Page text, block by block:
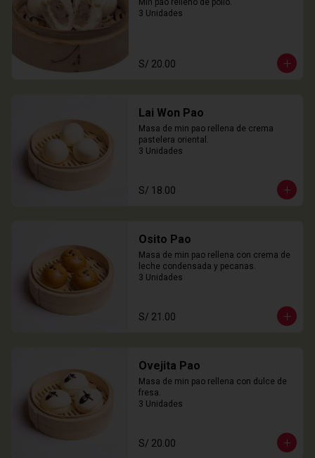
Min pao relleno de pollo.
3 Unidades
S/ 20.00
Lai Won Pao
Masa de min pao rellena de crema
pastelera oriental.
3 Unidades
S/ 18.00
Osito Pao
Masa de min pao rellena con crema de
leche condensada y pecanas.
3 Unidades
S/ 21.00
Ovejita Pao
Masa de min pao rellena con dulce de
fresa.
3 Unidades
S/ 20.00